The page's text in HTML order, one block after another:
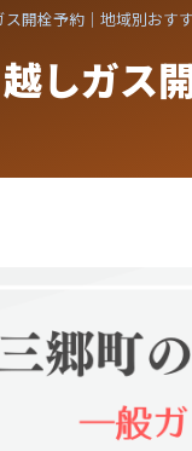
ス開栓予約｜地域別おす
しガス